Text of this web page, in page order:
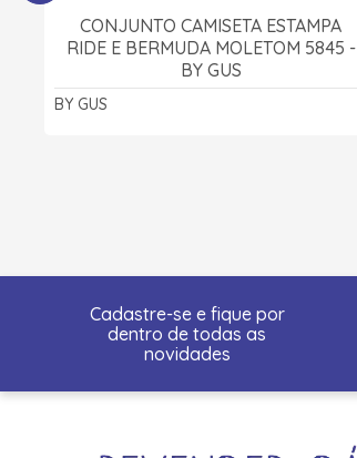
CONJUNTO CAMISETA ESTAMPA
RIDE E BERMUDA MOLETOM 5845 -
BY GUS
BY GUS
Cadastre-se e fique por
dentro de todas as
novidades